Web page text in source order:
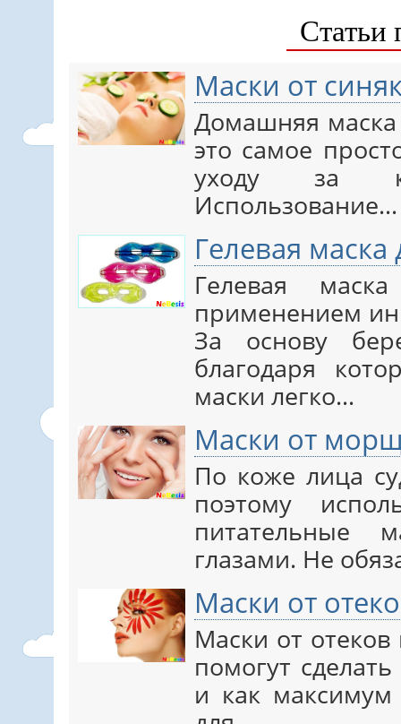
Статьи
Маски от
Домашняя маска
это самое
уходу за
Использование…
Гелевая маска
Гелевая
применением
За основу
благодаря
маски легко…
Маски от
По коже лица
поэтому
глазами. Не
Маски от
Маски от
помогут
и как максимум